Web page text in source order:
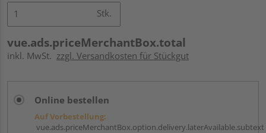
Stk.
vue.ads.priceMerchantBox.total
inkl. MwSt. zzgl. Versandkosten für Stückgut
Online bestellen
Auf Vorbestellung:
vue.ads.priceMerchantBox.option.delivery.laterAvailable.subtext